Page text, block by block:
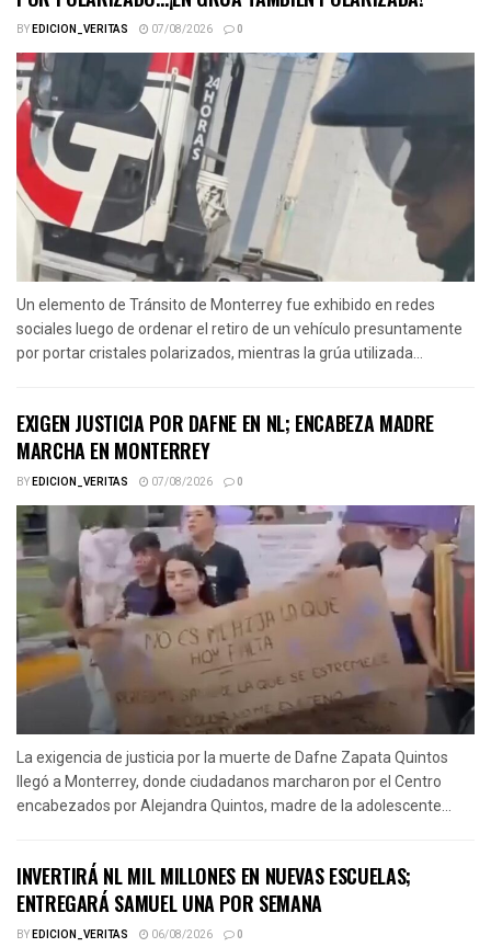
BYEDICION_VERITAS 07/08/2026 0
Un elemento de Tránsito de Monterrey fue exhibido en redes
sociales luego de ordenar el retiro de un vehículo presuntamente
por portar cristales polarizados, mientras la grúa utilizada...
EXIGEN JUSTICIA POR DAFNE EN NL; ENCABEZA MADRE
MARCHA EN MONTERREY
BYEDICION_VERITAS 07/08/2026 0
La exigencia de justicia por la muerte de Dafne Zapata Quintos
llegó a Monterrey, donde ciudadanos marcharon por el Centro
encabezados por Alejandra Quintos, madre de la adolescente...
INVERTIRÁ NL MIL MILLONES EN NUEVAS ESCUELAS;
ENTREGARÁ SAMUEL UNA POR SEMANA
BYEDICION_VERITAS 06/08/2026 0